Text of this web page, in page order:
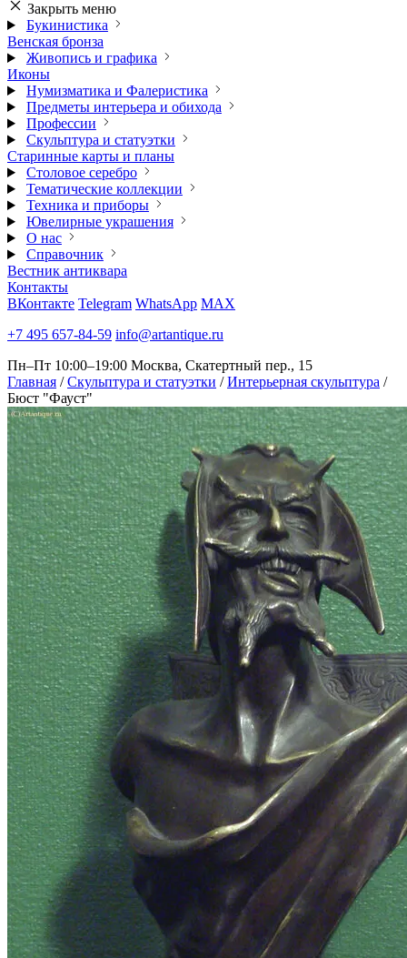
Закрыть меню
Букинистика
Венская бронза
Живопись и графика
Иконы
Нумизматика и Фалеристика
Предметы интерьера и обихода
Профессии
Скульптура и статуэтки
Старинные карты и планы
Столовое серебро
Тематические коллекции
Техника и приборы
Ювелирные украшения
О нас
Справочник
Вестник антиквара
Контакты
ВКонтакте Telegram WhatsApp MAX
+7 495 657-84-59 info@artantique.ru
Пн–Пт 10:00–19:00 Москва, Скатертный пер., 15
Главная / Скульптура и статуэтки / Интерьерная скульптура /
Бюст "Фауст"